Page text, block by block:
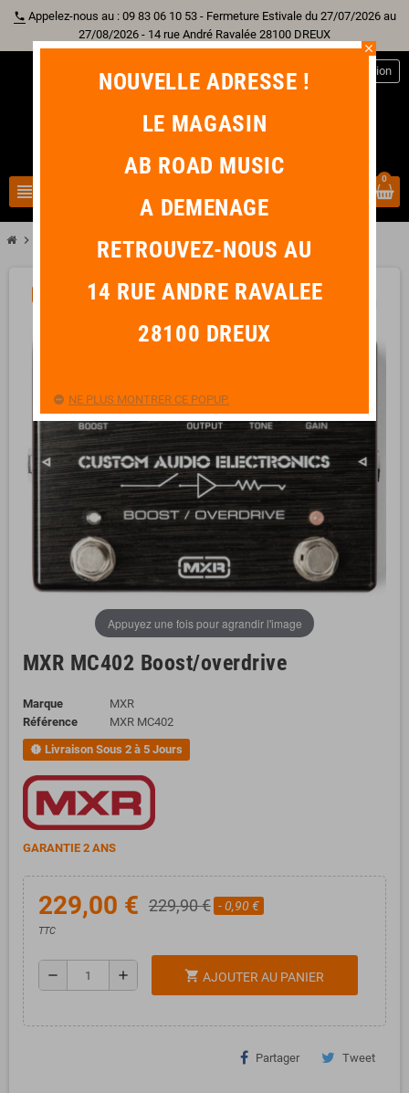
phone Appelez-nous au : 09 83 06 10 53 - Fermeture Estivale du 27/07/2026 au
27/08/2026 - 14 rue André Ravalée 28100 DREUX
view_headline
Connexion
0
chevron_right MXR MC402 Boost/overdrive
Appuyez une fois pour agrandir l'image
MXR MC402 Boost/overdrive
Marque
MXR
Référence
MXR MC402
new_releases Livraison Sous 2 à 5 Jours
GARANTIE 2 ANS
229,00 € 229,90 € - 0,90 €
TTC
remove add shopping_cart AJOUTER AU PANIER
Partager Tweet
close
NOUVELLE ADRESSE !
LE MAGASIN
AB ROAD MUSIC
A DEMENAGE
RETROUVEZ-NOUS AU
14 RUE ANDRE RAVALEE
28100 DREUX
NE PLUS MONTRER CE POPUP.